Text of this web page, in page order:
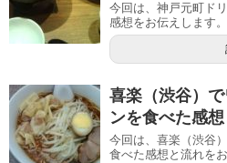
今回は、神戸元町ド
感想をお伝えします。
喜楽（渋谷）
ンを食べた感
今回は、喜楽（渋谷
食べた感想と流れを